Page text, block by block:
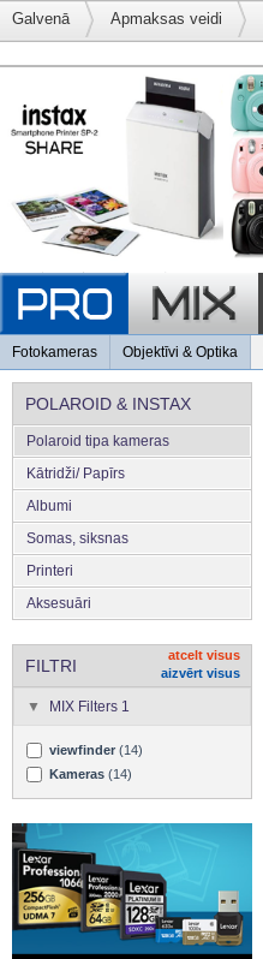
Galvenā Apmaksas veidi
Fotokameras Objektīvi & Optika
POLAROID & INSTAX
Polaroid tipa kameras
Kātridži/ Papīrs
Albumi
Somas, siksnas
Printeri
Aksesuāri
FILTRI
atcelt visus
aizvērt visus
MIX Filters 1
viewfinder (14)
Kameras (14)